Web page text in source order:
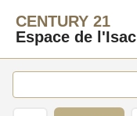
CENTURY 21
Espace de l'Isac